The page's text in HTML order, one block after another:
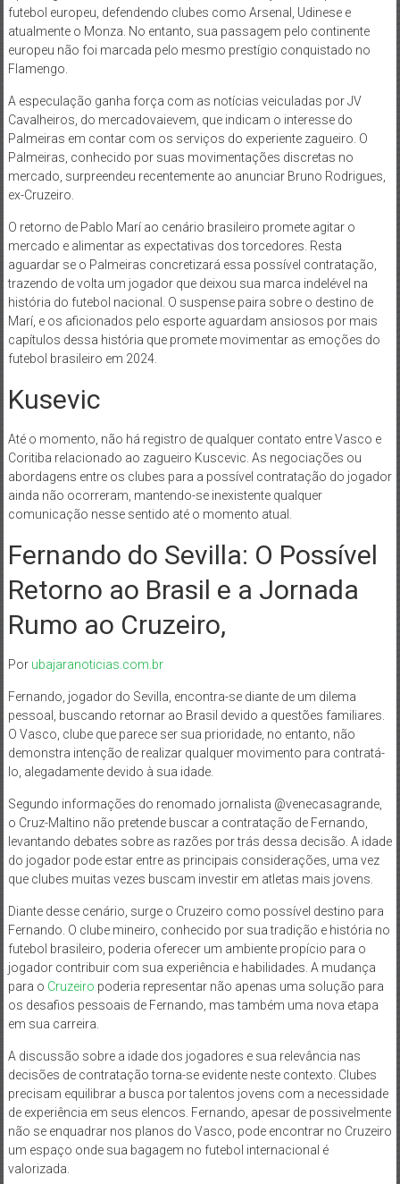
futebol europeu, defendendo clubes como Arsenal, Udinese e
atualmente o Monza. No entanto, sua passagem pelo continente
europeu não foi marcada pelo mesmo prestígio conquistado no
Flamengo.
A especulação ganha força com as notícias veiculadas por JV
Cavalheiros, do mercadovaievem, que indicam o interesse do
Palmeiras em contar com os serviços do experiente zagueiro. O
Palmeiras, conhecido por suas movimentações discretas no
mercado, surpreendeu recentemente ao anunciar Bruno Rodrigues,
ex-Cruzeiro.
O retorno de Pablo Marí ao cenário brasileiro promete agitar o
mercado e alimentar as expectativas dos torcedores. Resta
aguardar se o Palmeiras concretizará essa possível contratação,
trazendo de volta um jogador que deixou sua marca indelével na
história do futebol nacional. O suspense paira sobre o destino de
Marí, e os aficionados pelo esporte aguardam ansiosos por mais
capítulos dessa história que promete movimentar as emoções do
futebol brasileiro em 2024.
Kusevic
Até o momento, não há registro de qualquer contato entre Vasco e
Coritiba relacionado ao zagueiro Kuscevic. As negociações ou
abordagens entre os clubes para a possível contratação do jogador
ainda não ocorreram, mantendo-se inexistente qualquer
comunicação nesse sentido até o momento atual.
Fernando do Sevilla: O Possível
Retorno ao Brasil e a Jornada
Rumo ao Cruzeiro,
Por ubajaranoticias.com.br
Fernando, jogador do Sevilla, encontra-se diante de um dilema
pessoal, buscando retornar ao Brasil devido a questões familiares.
O Vasco, clube que parece ser sua prioridade, no entanto, não
demonstra intenção de realizar qualquer movimento para contratá-
lo, alegadamente devido à sua idade.
Segundo informações do renomado jornalista @venecasagrande,
o Cruz-Maltino não pretende buscar a contratação de Fernando,
levantando debates sobre as razões por trás dessa decisão. A idade
do jogador pode estar entre as principais considerações, uma vez
que clubes muitas vezes buscam investir em atletas mais jovens.
Diante desse cenário, surge o Cruzeiro como possível destino para
Fernando. O clube mineiro, conhecido por sua tradição e história no
futebol brasileiro, poderia oferecer um ambiente propício para o
jogador contribuir com sua experiência e habilidades. A mudança
para o Cruzeiro poderia representar não apenas uma solução para
os desafios pessoais de Fernando, mas também uma nova etapa
em sua carreira.
A discussão sobre a idade dos jogadores e sua relevância nas
decisões de contratação torna-se evidente neste contexto. Clubes
precisam equilibrar a busca por talentos jovens com a necessidade
de experiência em seus elencos. Fernando, apesar de possivelmente
não se enquadrar nos planos do Vasco, pode encontrar no Cruzeiro
um espaço onde sua bagagem no futebol internacional é
valorizada.